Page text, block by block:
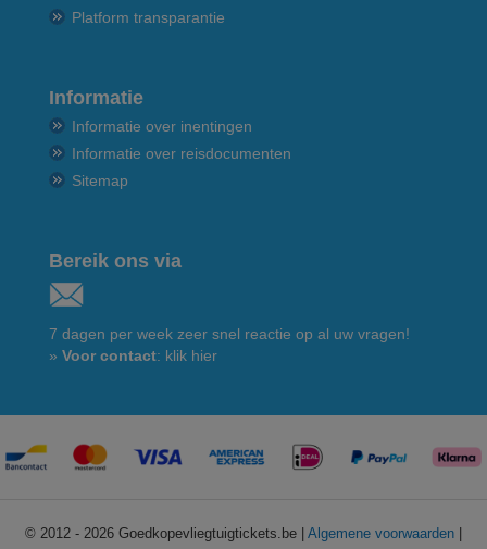
Platform transparantie
Informatie
Informatie over inentingen
Informatie over reisdocumenten
Sitemap
Bereik ons via
7 dagen per week zeer snel reactie op al uw vragen!
» Voor contact: klik hier
© 2012 - 2026 Goedkopevliegtuigtickets.be | Algemene voorwaarden